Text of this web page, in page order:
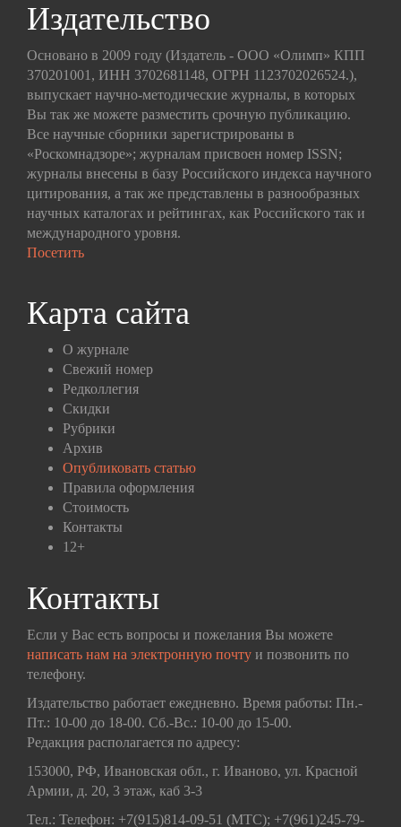
Издательство
Основано в 2009 году (Издатель - ООО «Олимп» КПП
370201001, ИНН 3702681148, ОГРН 1123702026524.),
выпускает научно-методические журналы, в которых
Вы так же можете разместить срочную публикацию.
Все научные сборники зарегистрированы в
«Роскомнадзоре»; журналам присвоен номер ISSN;
журналы внесены в базу Российского индекса научного
цитирования, а так же представлены в разнообразных
научных каталогах и рейтингах, как Российского так и
международного уровня.
Посетить
Карта сайта
О журнале
Свежий номер
Редколлегия
Скидки
Рубрики
Архив
Опубликовать статью
Правила оформления
Стоимость
Контакты
12+
Контакты
Если у Вас есть вопросы и пожелания Вы можете
написать нам на электронную почту и позвонить по
телефону.
Издательство работает ежедневно. Время работы: Пн.-
Пт.: 10-00 до 18-00. Сб.-Вс.: 10-00 до 15-00.
Редакция располагается по адресу:
153000, РФ, Ивановская обл., г. Иваново, ул. Красной
Армии, д. 20, 3 этаж, каб 3-3
Тел.: Телефон: +7(915)814-09-51 (МТС); +7(961)245-79-